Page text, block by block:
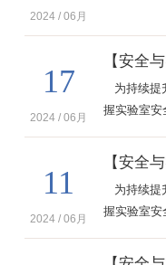
2024 / 06月
17
2024 / 06月
为持续提
握实验室安
本期推出
类型》、
习吧！
11
2024 / 06月
为持续提
握实验室安
本期推出